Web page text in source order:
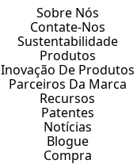
Sobre Nós
Contate-Nos
Sustentabilidade
Produtos
Inovação De Produtos
Parceiros Da Marca
Recursos
Patentes
Notícias
Blogue
Compra